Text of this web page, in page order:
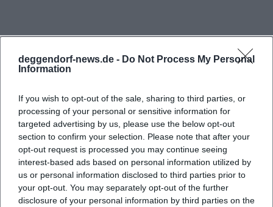
deggendorf-news.de - Do Not Process My Personal
Information
If you wish to opt-out of the sale, sharing to third parties, or
processing of your personal or sensitive information for
targeted advertising by us, please use the below opt-out
section to confirm your selection. Please note that after your
opt-out request is processed you may continue seeing
interest-based ads based on personal information utilized by
us or personal information disclosed to third parties prior to
your opt-out. You may separately opt-out of the further
disclosure of your personal information by third parties on the
in Niederbayern zeigt. Für die Einordnung des
Burgsees ist das entscheidend, denn der Ort wird
sichtbar, sondern als echtes Vereinsrevier mit
Struktur, Regeln und kontinuierlicher Nutzung.
Wer also den Begriff Burgsee Verein sucht, findet
hier keine lose Freizeitszene, sondern einen seit
Jahren gewachsenen Sport- und Ausbildungsort.
([diesegler-ev.de](https://www.diesegler-ev.de/?
utm_source=openai))
Häufig gestellte Fragen